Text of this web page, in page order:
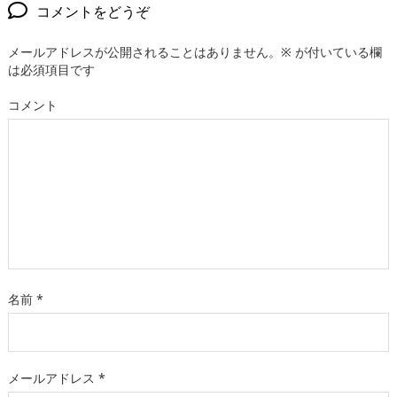
コメントをどうぞ
メールアドレスが公開されることはありません。 ※ が付いている欄
は必須項目です
コメント
名前 *
メールアドレス *